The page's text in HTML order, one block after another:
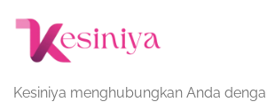
Kesiniya menghubungkan Anda